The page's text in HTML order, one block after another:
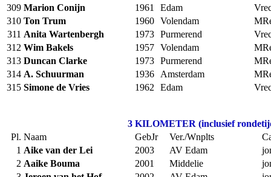
309 Marion Conijn 1961 Edam
310 Ton Trum 1960 Volendam
311 Anita Wartenbergh 1973 Purmerend
312 Wim Bakels 1957 Volendam
313 Duncan Clarke 1973 Purmerend
314 A. Schuurman 1936 Amsterdam
315 Simone de Vries 1962 Edam
3 KILOMETER (inclusief
Pl. Naam GebJr Ver./Wnplts
1 Aike van der Lei 2003 AV Edam
2 Aaike Bouma 2001 Middelie